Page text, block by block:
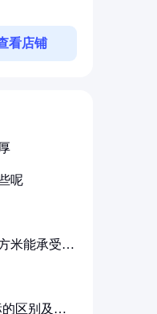
看店铺
呢
米能承受多
区别及其